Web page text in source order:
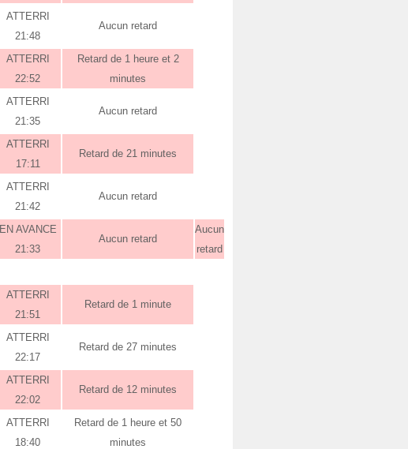
ATTERRI
21:48
Aucun retard
ATTERRI
22:52
Retard de 1 heure et 2
minutes
ATTERRI
21:35
Aucun retard
ATTERRI
17:11
Retard de 21 minutes
ATTERRI
21:42
Aucun retard
EN AVANCE
21:33
Aucun retard
Aucun
retard
ATTERRI
21:51
Retard de 1 minute
ATTERRI
22:17
Retard de 27 minutes
ATTERRI
22:02
Retard de 12 minutes
ATTERRI
18:40
Retard de 1 heure et 50
minutes